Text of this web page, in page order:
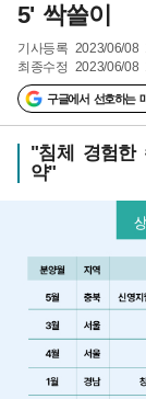
5' 싹쓸이
기사등록 2023/06/08
최종수정 2023/06/08
구글에서 선호하는
"침체 경험한
약"